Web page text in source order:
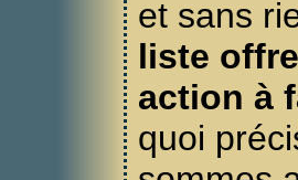
et sans
liste
action à
quoi